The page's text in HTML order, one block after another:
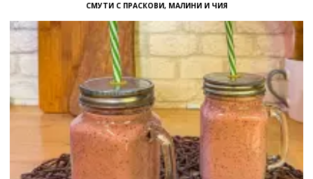
СМУТИ С ПРАСКОВИ, МАЛИНИ И ЧИЯ